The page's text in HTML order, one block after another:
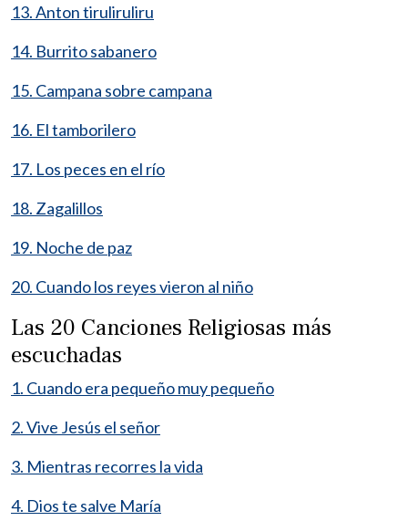
13. Anton tiruliruliru
14. Burrito sabanero
15. Campana sobre campana
16. El tamborilero
17. Los peces en el río
18. Zagalillos
19. Noche de paz
20. Cuando los reyes vieron al niño
Las 20 Canciones Religiosas más
escuchadas
1. Cuando era pequeño muy pequeño
2. Vive Jesús el señor
3. Mientras recorres la vida
4. Dios te salve María